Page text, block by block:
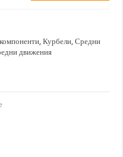
,Курбели, Средни
движения